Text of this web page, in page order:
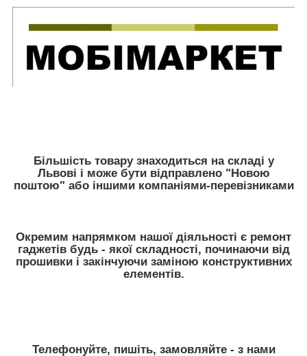
Більшість товару знаходиться на складі у
Львові і може бути відправлено "Новою
поштою" або іншими компаніями-перевізниками
Окремим напрямком нашої діяльності є ремонт
гаджетів будь - якої складності, починаючи від
прошивки і закінчуючи заміною конструктивних
елементів.
Телефонуйте, пишіть, замовляйте - з нами